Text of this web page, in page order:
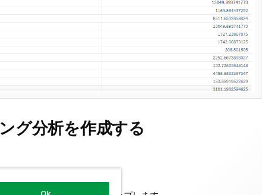
グ分析を作成する
リックします。